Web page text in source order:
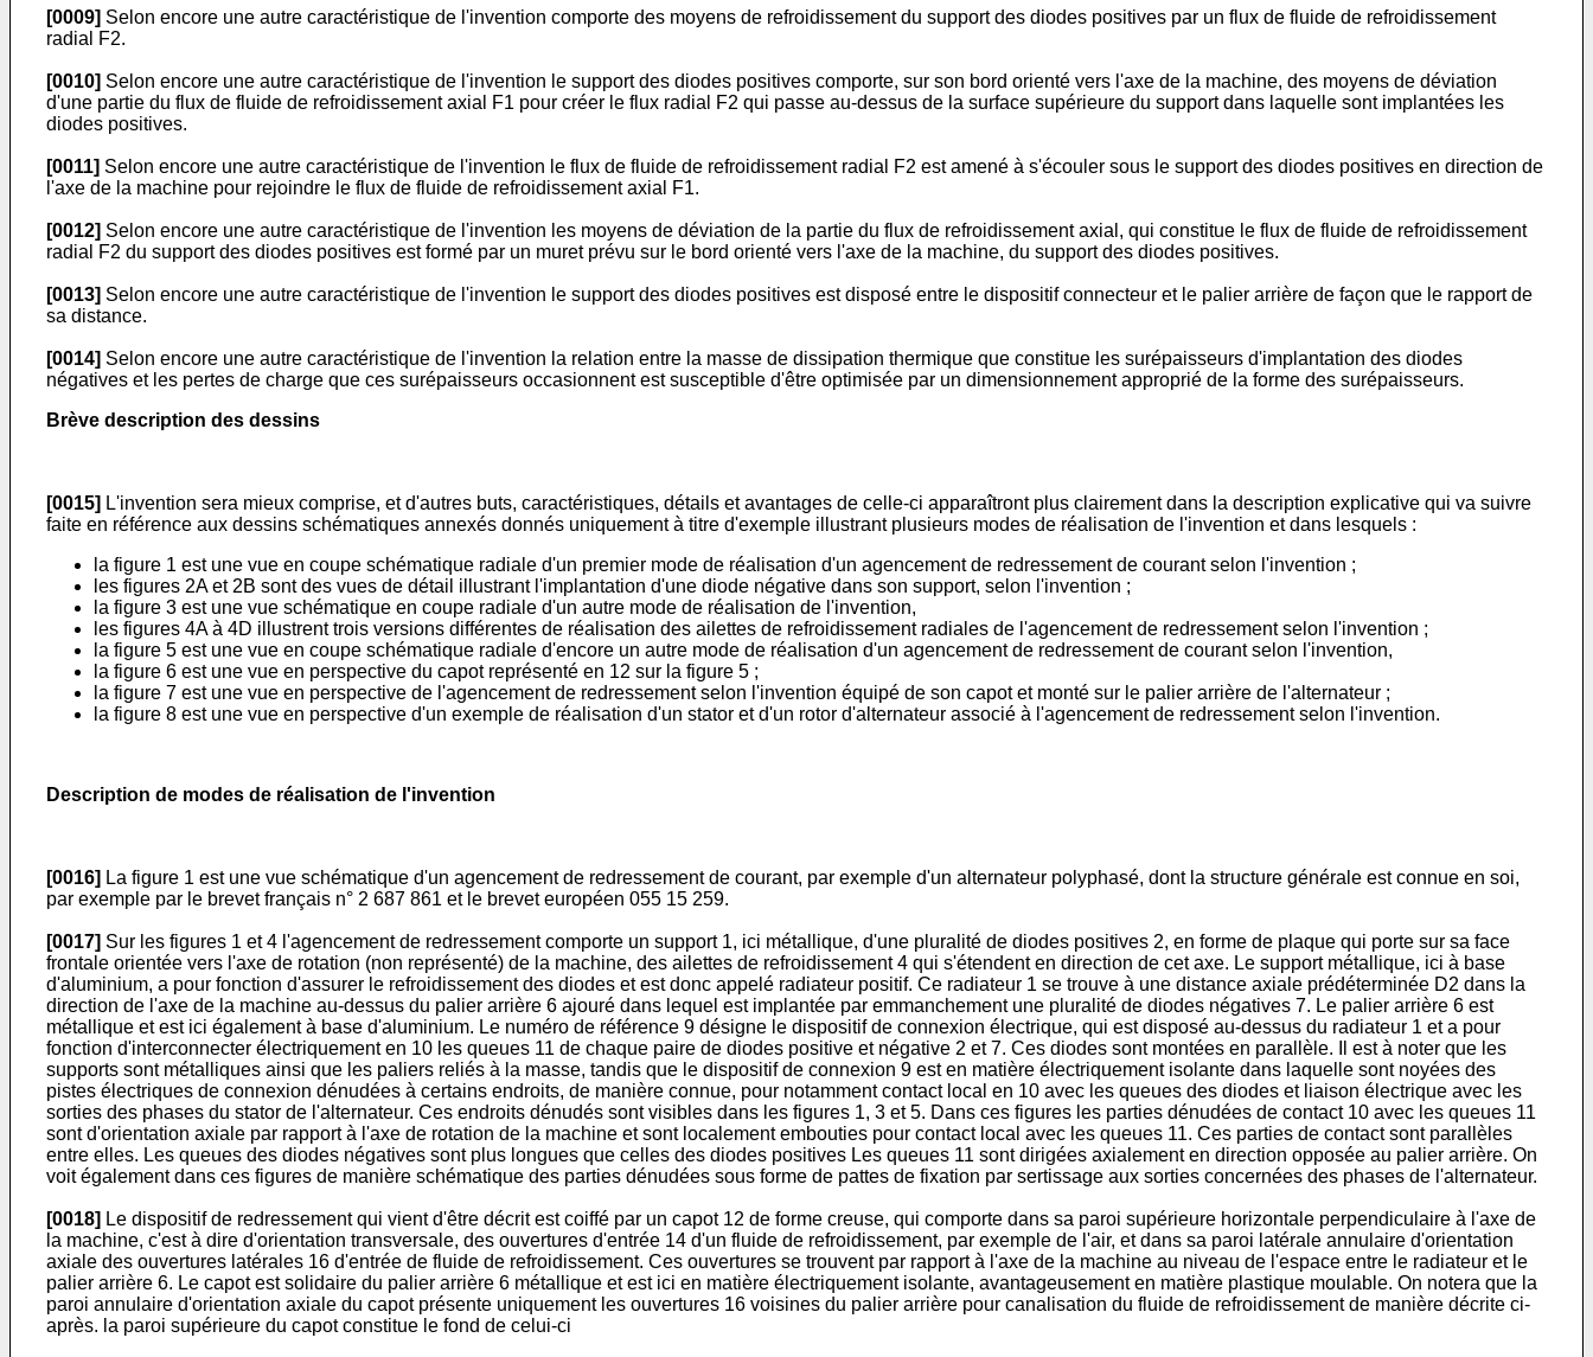
[0009] Selon encore une autre caractéristique de l'invention comporte des moyens de refroidissement du support des diodes positives par un flux de fluide de refroidissement
radial F2.
[0010] Selon encore une autre caractéristique de l'invention le support des diodes positives comporte, sur son bord orienté vers l'axe de la machine, des moyens de déviation
d'une partie du flux de fluide de refroidissement axial F1 pour créer le flux radial F2 qui passe au-dessus de la surface supérieure du support dans laquelle sont implantées les
diodes positives.
[0011] Selon encore une autre caractéristique de l'invention le flux de fluide de refroidissement radial F2 est amené à s'écouler sous le support des diodes positives en direction de
l'axe de la machine pour rejoindre le flux de fluide de refroidissement axial F1.
[0012] Selon encore une autre caractéristique de l'invention les moyens de déviation de la partie du flux de refroidissement axial, qui constitue le flux de fluide de refroidissement
radial F2 du support des diodes positives est formé par un muret prévu sur le bord orienté vers l'axe de la machine, du support des diodes positives.
[0013] Selon encore une autre caractéristique de l'invention le support des diodes positives est disposé entre le dispositif connecteur et le palier arrière de façon que le rapport de
sa distance.
[0014] Selon encore une autre caractéristique de l'invention la relation entre la masse de dissipation thermique que constitue les surépaisseurs d'implantation des diodes
négatives et les pertes de charge que ces surépaisseurs occasionnent est susceptible d'être optimisée par un dimensionnement approprié de la forme des surépaisseurs.
Brève description des dessins
[0015] L'invention sera mieux comprise, et d'autres buts, caractéristiques, détails et avantages de celle-ci apparaîtront plus clairement dans la description explicative qui va suivre
faite en référence aux dessins schématiques annexés donnés uniquement à titre d'exemple illustrant plusieurs modes de réalisation de l'invention et dans lesquels :
la figure 1 est une vue en coupe schématique radiale d'un premier mode de réalisation d'un agencement de redressement de courant selon l'invention ;
les figures 2A et 2B sont des vues de détail illustrant l'implantation d'une diode négative dans son support, selon l'invention ;
la figure 3 est une vue schématique en coupe radiale d'un autre mode de réalisation de l'invention,
les figures 4A à 4D illustrent trois versions différentes de réalisation des ailettes de refroidissement radiales de l'agencement de redressement selon l'invention ;
la figure 5 est une vue en coupe schématique radiale d'encore un autre mode de réalisation d'un agencement de redressement de courant selon l'invention,
la figure 6 est une vue en perspective du capot représenté en 12 sur la figure 5 ;
la figure 7 est une vue en perspective de l'agencement de redressement selon l'invention équipé de son capot et monté sur le palier arrière de l'alternateur ;
la figure 8 est une vue en perspective d'un exemple de réalisation d'un stator et d'un rotor d'alternateur associé à l'agencement de redressement selon l'invention.
Description de modes de réalisation de l'invention
[0016] La figure 1 est une vue schématique d'un agencement de redressement de courant, par exemple d'un alternateur polyphasé, dont la structure générale est connue en soi,
par exemple par le brevet français n° 2 687 861 et le brevet européen 055 15 259.
[0017] Sur les figures 1 et 4 l'agencement de redressement comporte un support 1, ici métallique, d'une pluralité de diodes positives 2, en forme de plaque qui porte sur sa face
frontale orientée vers l'axe de rotation (non représenté) de la machine, des ailettes de refroidissement 4 qui s'étendent en direction de cet axe. Le support métallique, ici à base
d'aluminium, a pour fonction d'assurer le refroidissement des diodes et est donc appelé radiateur positif. Ce radiateur 1 se trouve à une distance axiale prédéterminée D2 dans la
direction de l'axe de la machine au-dessus du palier arrière 6 ajouré dans lequel est implantée par emmanchement une pluralité de diodes négatives 7. Le palier arrière 6 est
métallique et est ici également à base d'aluminium. Le numéro de référence 9 désigne le dispositif de connexion électrique, qui est disposé au-dessus du radiateur 1 et a pour
fonction d'interconnecter électriquement en 10 les queues 11 de chaque paire de diodes positive et négative 2 et 7. Ces diodes sont montées en parallèle. Il est à noter que les
supports sont métalliques ainsi que les paliers reliés à la masse, tandis que le dispositif de connexion 9 est en matière électriquement isolante dans laquelle sont noyées des
pistes électriques de connexion dénudées à certains endroits, de manière connue, pour notamment contact local en 10 avec les queues des diodes et liaison électrique avec les
sorties des phases du stator de l'alternateur. Ces endroits dénudés sont visibles dans les figures 1, 3 et 5. Dans ces figures les parties dénudées de contact 10 avec les queues 11
sont d'orientation axiale par rapport à l'axe de rotation de la machine et sont localement embouties pour contact local avec les queues 11. Ces parties de contact sont parallèles
entre elles. Les queues des diodes négatives sont plus longues que celles des diodes positives Les queues 11 sont dirigées axialement en direction opposée au palier arrière. On
voit également dans ces figures de manière schématique des parties dénudées sous forme de pattes de fixation par sertissage aux sorties concernées des phases de l'alternateur.
[0018] Le dispositif de redressement qui vient d'être décrit est coiffé par un capot 12 de forme creuse, qui comporte dans sa paroi supérieure horizontale perpendiculaire à l'axe de
la machine, c'est à dire d'orientation transversale, des ouvertures d'entrée 14 d'un fluide de refroidissement, par exemple de l'air, et dans sa paroi latérale annulaire d'orientation
axiale des ouvertures latérales 16 d'entrée de fluide de refroidissement. Ces ouvertures se trouvent par rapport à l'axe de la machine au niveau de l'espace entre le radiateur et le
palier arrière 6. Le capot est solidaire du palier arrière 6 métallique et est ici en matière électriquement isolante, avantageusement en matière plastique moulable. On notera que la
paroi annulaire d'orientation axiale du capot présente uniquement les ouvertures 16 voisines du palier arrière pour canalisation du fluide de refroidissement de manière décrite ci-
après. la paroi supérieure du capot constitue le fond de celui-ci